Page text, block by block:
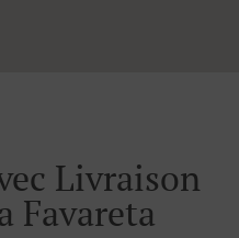
Livraison
Favareta